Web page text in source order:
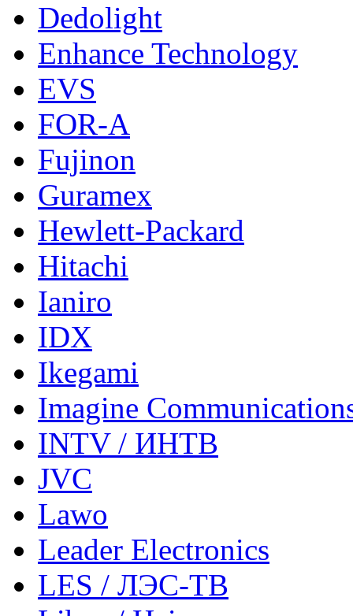
Dedolight
Enhance Technology
EVS
FOR-A
Fujinon
Guramex
Hewlett-Packard
Hitachi
Ianiro
IDX
Ikegami
Imagine
INTV / ИНТВ
JVC
Lawo
Leader Electronics
LES / ЛЭС-ТВ